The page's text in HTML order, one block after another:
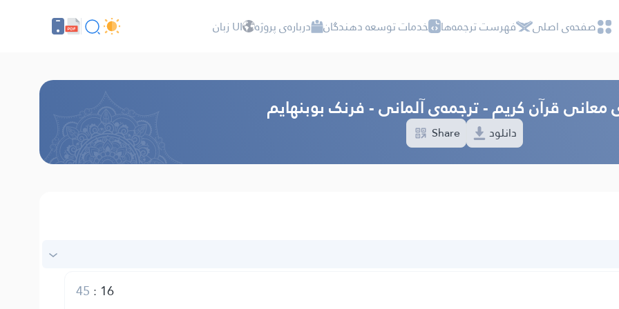
صفحه‌ى اصلى فهرست ترجمه‌ها خدمات توسعه دهندگان درباره‌ى پروژه UI زبان
معانی قرآن کریم - ترجمه‌ى آلمانی - فرنک بوبنهایم
دانلود Share
16
:
45